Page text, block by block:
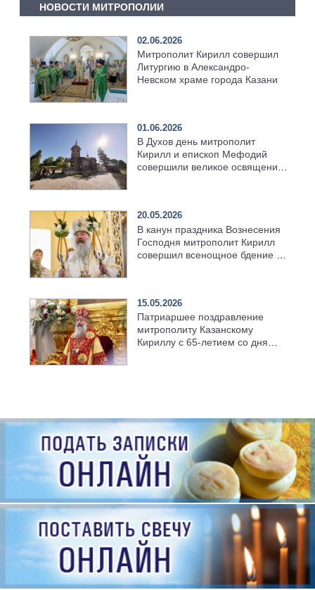
НОВОСТИ МИТРОПОЛИИ
02.06.2026
Митрополит Кирилл совершил
Литургию в Александро-
Невском храме города Казани
01.06.2026
В Духов день митрополит
Кирилл и епископ Мефодий
совершили великое освящение
20.05.2026
В канун праздника Вознесения
Господня митрополит Кирилл
совершил всенощное бдение в
15.05.2026
Патриаршее поздравление
митрополиту Казанскому
Кириллу с 65-летием со дня